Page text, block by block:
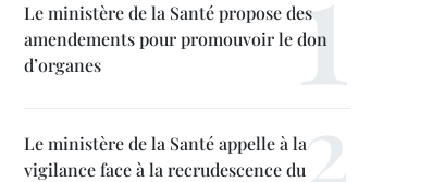
Le ministère de la Santé propose des
amendements pour promouvoir le don
d’organes
Le ministère de la Santé appelle à la
vigilance face à la recrudescence du